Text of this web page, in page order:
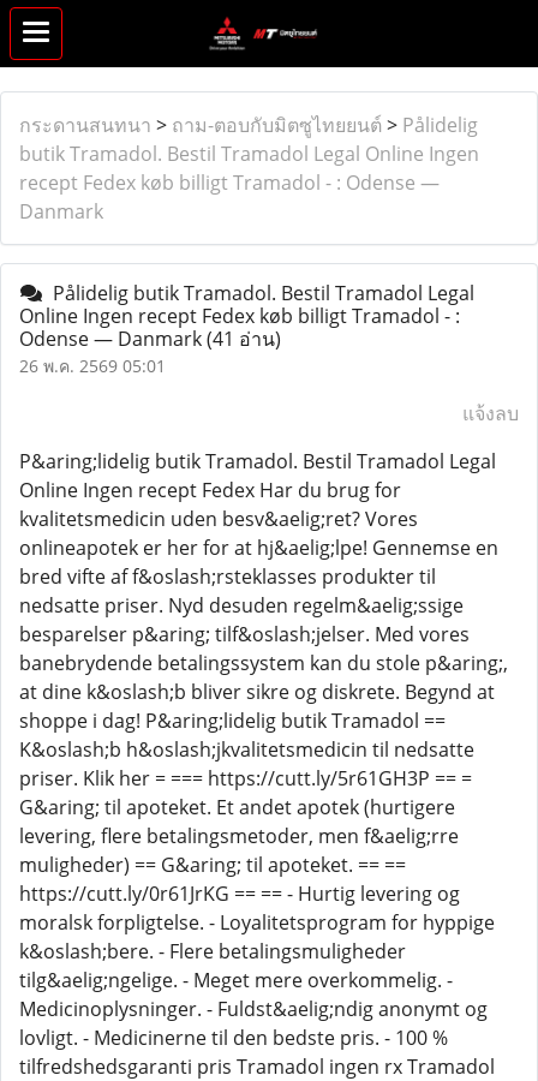
กระดานสนทนา > ถาม-ตอบกับมิตซูไทยยนต์ > Pålidelig
butik Tramadol. Bestil Tramadol Legal Online Ingen
recept Fedex køb billigt Tramadol - : Odense —
Danmark
Pålidelig butik Tramadol. Bestil Tramadol Legal
Online Ingen recept Fedex køb billigt Tramadol - :
Odense — Danmark(41 อ่าน)
26 พ.ค. 2569 05:01
แจ้งลบ
P&aring;lidelig butik Tramadol. Bestil Tramadol Legal
Online Ingen recept Fedex Har du brug for
kvalitetsmedicin uden besv&aelig;ret? Vores
onlineapotek er her for at hj&aelig;lpe! Gennemse en
bred vifte af f&oslash;rsteklasses produkter til
nedsatte priser. Nyd desuden regelm&aelig;ssige
besparelser p&aring; tilf&oslash;jelser. Med vores
banebrydende betalingssystem kan du stole p&aring;,
at dine k&oslash;b bliver sikre og diskrete. Begynd at
shoppe i dag! P&aring;lidelig butik Tramadol ==
K&oslash;b h&oslash;jkvalitetsmedicin til nedsatte
priser. Klik her = === https://cutt.ly/5r61GH3P == =
G&aring; til apoteket. Et andet apotek (hurtigere
levering, flere betalingsmetoder, men f&aelig;rre
muligheder) == G&aring; til apoteket. == ==
https://cutt.ly/0r61JrKG == == - Hurtig levering og
moralsk forpligtelse. - Loyalitetsprogram for hyppige
k&oslash;bere. - Flere betalingsmuligheder
tilg&aelig;ngelige. - Meget mere overkommelig. -
Medicinoplysninger. - Fuldst&aelig;ndig anonymt og
lovligt. - Medicinerne til den bedste pris. - 100 %
tilfredshedsgaranti pris Tramadol ingen rx Tramadol